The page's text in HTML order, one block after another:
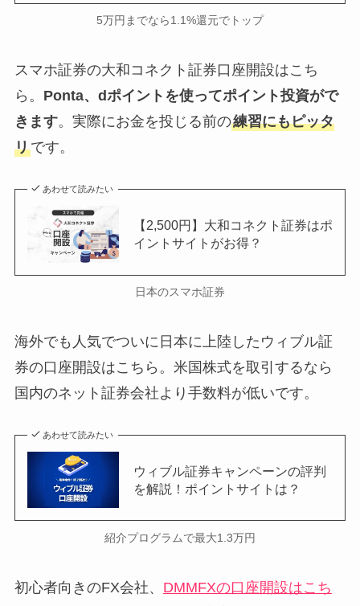
5万円までなら1.1%還元でトップ
スマホ証券の大和コネクト証券口座開設はこち
ら。 Ponta、dポイントを使ってポイント投資がで
きます。実際にお金を投じる前の練習にもピッタ
リです。
あわせて読みたい
【2,500円】大和コネクト証券はポ
イントサイトがお得？
日本のスマホ証券
海外でも人気でついに日本に上陸したウィブル証
券の口座開設はこちら。米国株式を取引するなら
国内のネット証券会社より手数料が低いです。
あわせて読みたい
ウィブル証券キャンペーンの評判
を解説！ポイントサイトは？
紹介プログラムで最大1.3万円
初心者向きのFX会社、 DMMFXの口座開設はこち